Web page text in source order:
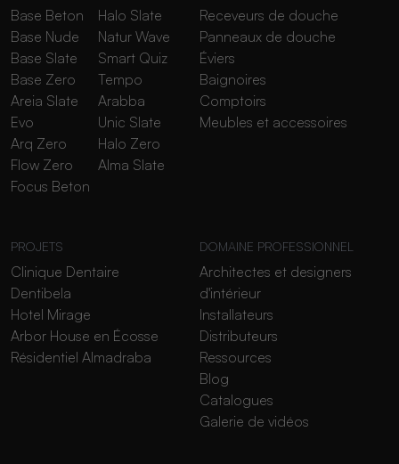
Base Beton
Base Nude
Base Slate
Base Zero
Areia Slate
Evo
Arq Zero
Flow Zero
Focus Beton
Halo Slate
Natur Wave
Smart Quiz
Tempo
Arabba
Unic Slate
Halo Zero
Alma Slate
Receveurs de douche
Panneaux de douche
Éviers
Baignoires
Comptoirs
Meubles et accessoires
PROJETS
Clinique Dentaire
Dentibela
Hotel Mirage
Arbor House en Écosse
Résidentiel Almadraba
DOMAINE PROFESSIONNEL
Architectes et designers
d'intérieur
Installateurs
Distributeurs
Ressources
Blog
Catalogues
Galerie de vidéos